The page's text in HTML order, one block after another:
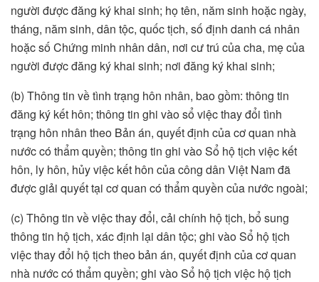
người được đăng ký khai sinh; họ tên, năm sinh hoặc ngày,
tháng, năm sinh, dân tộc, quốc tịch, số định danh cá nhân
hoặc số Chứng minh nhân dân, nơi cư trú của cha, mẹ của
người được đăng ký khai sinh; nơi đăng ký khai sinh;
(b) Thông tin về tình trạng hôn nhân, bao gồm: thông tin
đăng ký kết hôn; thông tin ghi vào sổ việc thay đổi tình
trạng hôn nhân theo Bản án, quyết định của cơ quan nhà
nước có thẩm quyền; thông tin ghi vào Sổ hộ tịch việc kết
hôn, ly hôn, hủy việc kết hôn của công dân Việt Nam đã
được giải quyết tại cơ quan có thẩm quyền của nước ngoài;
(c) Thông tin về việc thay đổi, cải chính hộ tịch, bổ sung
thông tin hộ tịch, xác định lại dân tộc; ghi vào Sổ hộ tịch
việc thay đổi hộ tịch theo bản án, quyết định của cơ quan
nhà nước có thẩm quyền; ghi vào Sổ hộ tịch việc hộ tịch